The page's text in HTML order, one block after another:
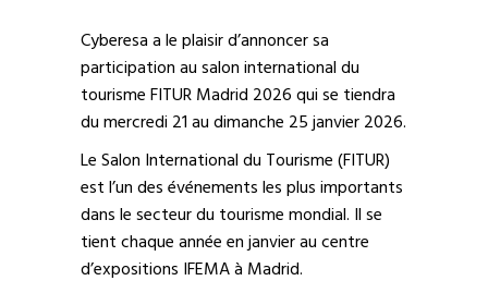
Cyberesa a le plaisir d’annoncer sa
participation au salon international du
tourisme FITUR Madrid 2026 qui se tiendra
du mercredi 21 au dimanche 25 janvier 2026.
Le Salon International du Tourisme (FITUR)
est l’un des événements les plus importants
dans le secteur du tourisme mondial. Il se
tient chaque année en janvier au centre
d’expositions IFEMA à Madrid.